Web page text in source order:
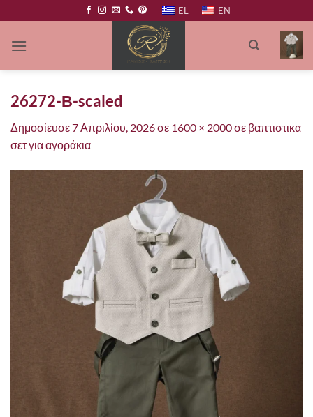
στο
περιεχόμενο
EL EN
26272-Β-scaled
Δημοσίευσε7 Απριλίου, 2026σε 1600 × 2000σε βαπτιστικα
σετ για αγοράκια